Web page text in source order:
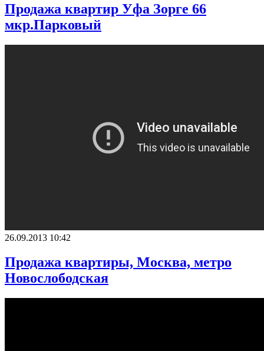
Продажа квартир Уфа Зорге 66
мкр.Парковый
26.09.2013 10:42
Продажа квартиры, Москва, метро
Новослободская